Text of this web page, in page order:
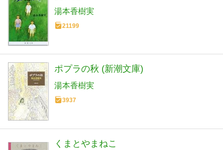
湯本香樹実
21199
ポプラの秋 (新潮文庫)
湯本香樹実
3937
くまとやまねこ